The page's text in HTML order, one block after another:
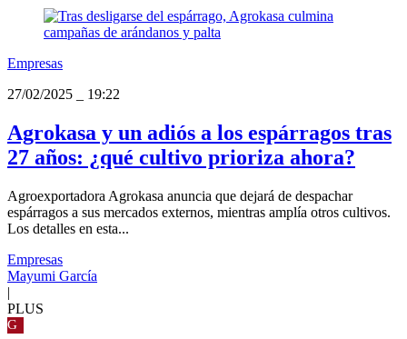
Empresas
27/02/2025
19:22
Agrokasa y un adiós a los espárragos tras
27 años: ¿qué cultivo prioriza ahora?
Agroexportadora Agrokasa anuncia que dejará de despachar
espárragos a sus mercados externos, mientras amplía otros cultivos.
Los detalles en esta...
Empresas
Mayumi García
|
PLUS
G